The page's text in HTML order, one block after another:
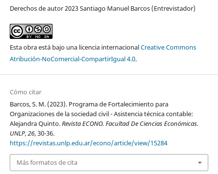
Derechos de autor 2023 Santiago Manuel Barcos (Entrevistador)
Esta obra está bajo una licencia internacionalCreative Commons
Atribución-NoComercial-CompartirIgual 4.0.
Cómo citar
Barcos, S. M. (2023). Programa de Fortalecimiento para
Organizaciones de la sociedad civil - Asistencia técnica contable:
Alejandra Quinto.Revista ECONO. Facultad De Ciencias Económicas.
UNLP,26, 30-36.
https://revistas.unlp.edu.ar/econo/article/view/15284
Más formatos de cita